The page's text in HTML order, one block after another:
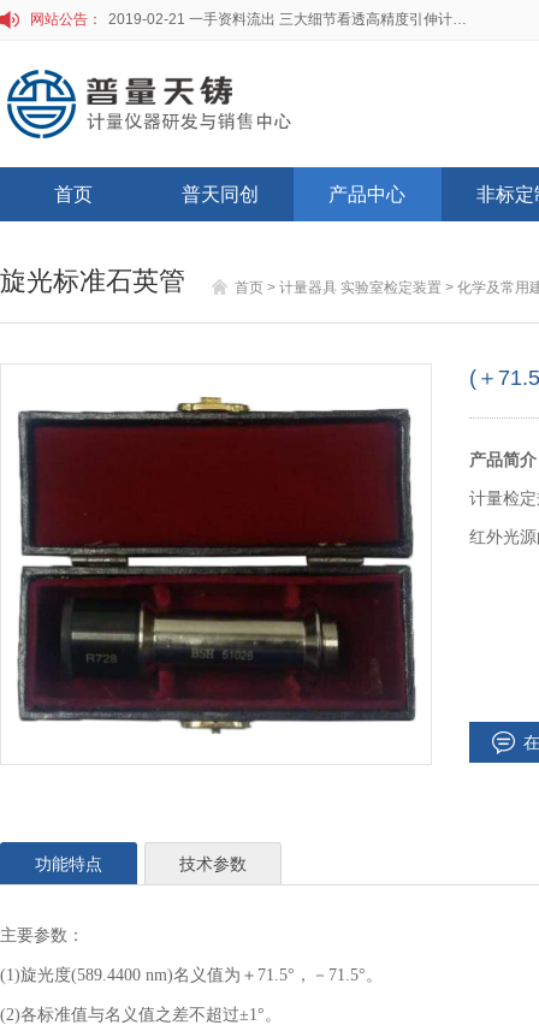
网站公告： 2019-02-21 一手资料流出 三大细节看透高精度引伸计标定仪
首页 普天同创 产品中心 非标定
旋光标准石英管 首页 > 计量器具 实验室检定装置 > 化学及常用
(＋
产品简
计量检
红外光
功能特点 技术参数
主要参数：
(1)旋光度(589.4400 nm)名义值为＋71.5°，－71.5°。
(2)各标准值与名义值之差不超过±1°。